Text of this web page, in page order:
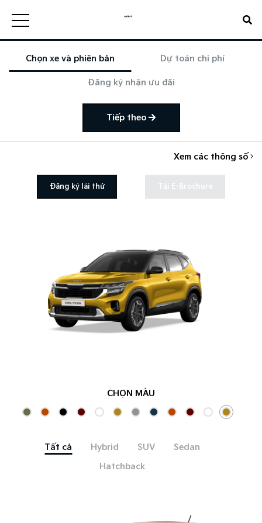
Chọn xe và phiên bản Dự toán chi phí
Đăng ký nhận ưu đãi
Tiếp theo
Xem các thông số
Đăng ký lái thử Tải E-Brochure
CHỌN MÀU
Tất cả Hybrid SUV
Sedan
Hatchback